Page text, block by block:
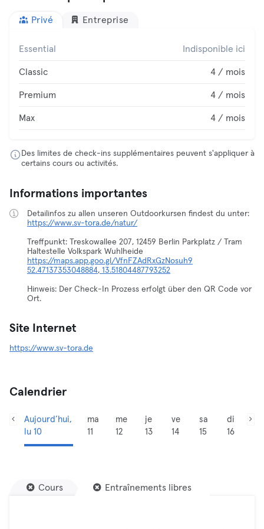
Privé Entreprise
Essential Indisponible ici
Classic 4 / mois
Premium 4 / mois
Max 4 / mois
Des limites de check-ins supplémentaires peuvent s'appliquer à
certains cours ou activités.
Informations importantes
https://www.sv-tora.de/natur/
Treffpunkt: Treskowallee 207, 12459 Berlin Parkplatz / Tram
https://maps.app.goo.gl/VfnFZAdRxGzNosuh9
52.47137353048884, 13.51804487793252
Hinweis: Der Check-In Prozess erfolgt über den QR Code vor
Ort.
Site Internet
https://www.sv-tora.de
Calendrier
Aujourd’hui,
lu 10
ma
11
me
12
je
13
ve
14
sa
15
di
16
Cours Entraînements libres